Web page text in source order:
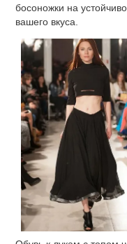
босоножки на
вашего вкуса.